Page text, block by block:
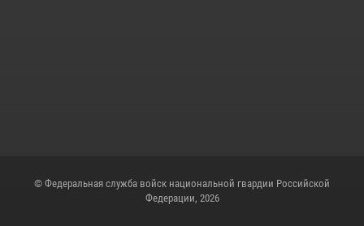
© Федеральная служба войск национальной гвардии Российской
Федерации, 2026